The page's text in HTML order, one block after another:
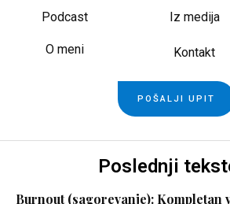
Podcast Iz medija
O meni Kontakt
POŠALJI UPIT
Poslednji
Burnout (sagorevanje): Kompletan